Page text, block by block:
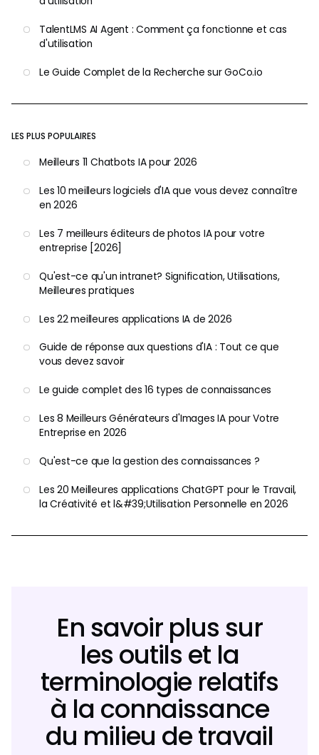
TalentLMS AI Agent : Comment ça fonctionne et cas
d'utilisation
Le Guide Complet de la Recherche sur GoCo.io
LES PLUS POPULAIRES
Meilleurs 11 Chatbots IA pour 2026
Les 10 meilleurs logiciels d'IA que vous devez connaître
en 2026
Les 7 meilleurs éditeurs de photos IA pour votre
entreprise [2026]
Qu'est-ce qu'un intranet? Signification, Utilisations,
Meilleures pratiques
Les 22 meilleures applications IA de 2026
Guide de réponse aux questions d'IA : Tout ce que
vous devez savoir
Le guide complet des 16 types de connaissances
Les 8 Meilleurs Générateurs d'Images IA pour Votre
Entreprise en 2026
Qu'est-ce que la gestion des connaissances ?
Les 20 Meilleures applications ChatGPT pour le Travail,
la Créativité et l&#39;Utilisation Personnelle en 2026
En savoir plus sur
les outils et la
terminologie relatifs
à la connaissance
du milieu de travail